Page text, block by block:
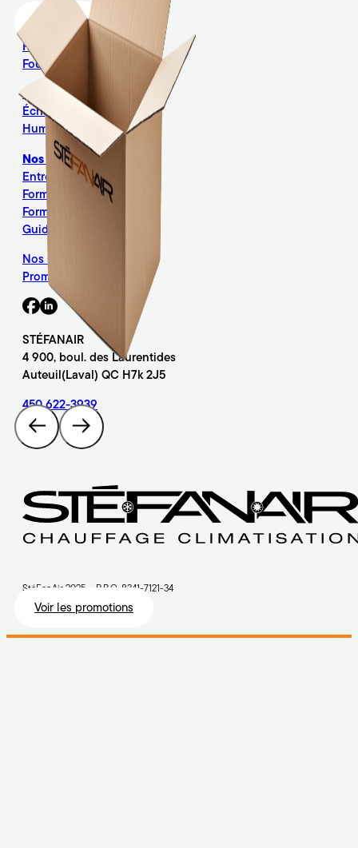
Voir les promotions
Voir les promotions
Chauffage
Système central
Fournaise électrique
Fournaise au gaz naturel
Filtres à air
Échangeurs d’air
Humidificateurs
Nos services
Entretien et réparation
Formulaire d’entretien
Formulaire de réparation
Guide d’entretien
Nos subventions
Promotions en cours
STÉFANAIR
4 900, boul. des Laurentides
Auteuil(Laval) QC H7k 2J5
450 622-3939
StéFanAir 2025 – R.B.Q. 8341-7121-34